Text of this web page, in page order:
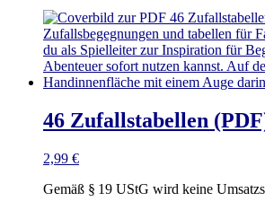
46 Zufallstabellen
2,99 €
Gemäß § 19 UStG wird keine